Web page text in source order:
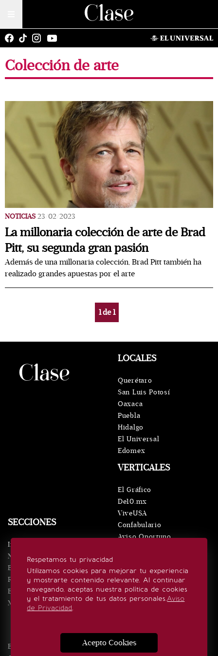
Colección de arte
NOTICIAS 23/02/2023
La millonaria colección de arte de Brad
Pitt, su segunda gran pasión
Además de una millonaria colección, Brad Pitt también ha
realizado grandes apuestas por el arte
1de1
Respetamos tu privacidad
Utilizamos cookies para mejorar tu experiencia
y mostrarte contenido relevante. Al continuar
navegando, aceptas nuestra política de cookies
y el tratamiento de tus datos personales.Aviso
de Privacidad.
Acepto Cookies
SECCIONES
Inicio
Noticias
Eventos
Realeza
Estilo de vida
Minuto x Minuto
VERTICALES
El Gráfico
De10.mx
ViveUSA
Confabulario
Aviso Oportuno
LOCALES
Querétaro
San Luis Potosí
Oaxaca
Puebla
Hidalgo
El Universal
Edomex
SÍGUENOS
Edición Impresa Noticias Quiénes somos